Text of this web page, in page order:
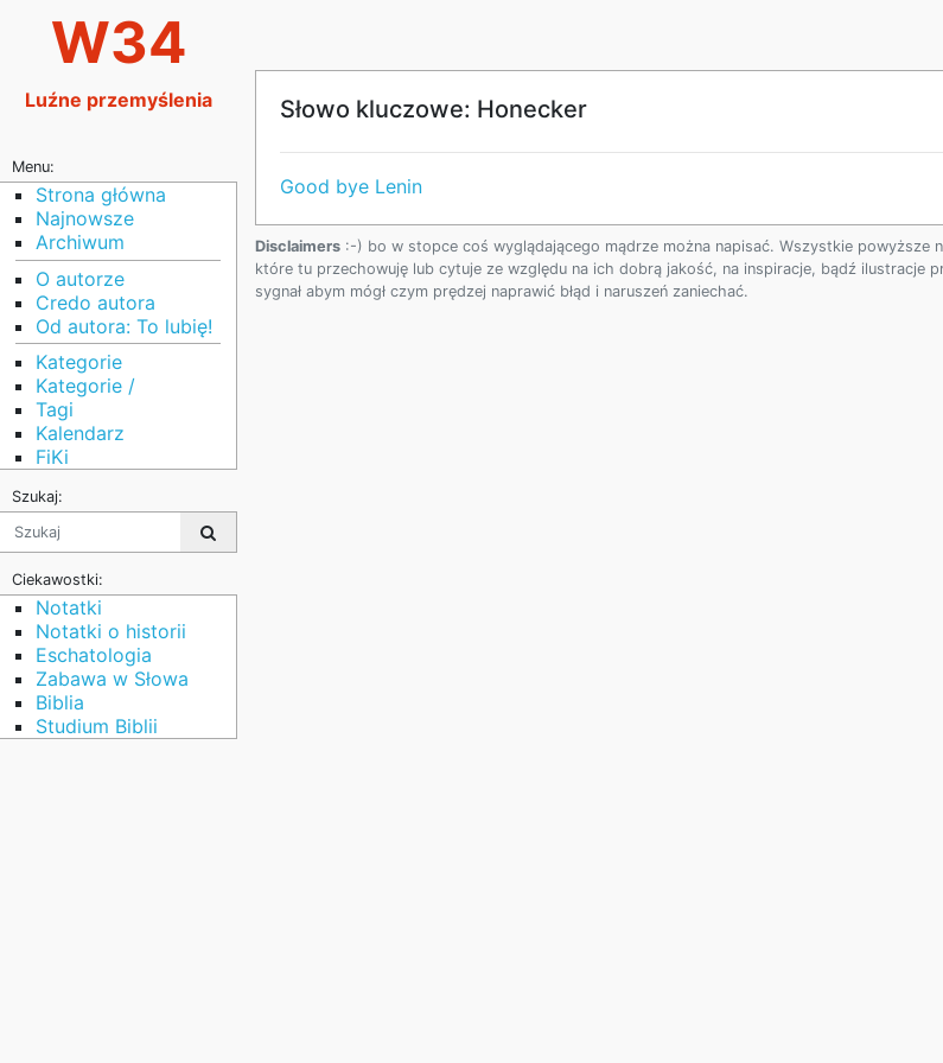
W34
Luźne przemyślenia
Menu:
Strona główna
Najnowsze
Archiwum
O autorze
Credo autora
Od autora: To lubię!
Kategorie
Kategorie /
Tagi
Kalendarz
FiKi
Szukaj:
Ciekawostki:
Notatki
Notatki o historii
Eschatologia
Zabawa w Słowa
Biblia
Studium Biblii
Słowo kluczowe: Honecker
Good bye Lenin
Disclaimers :-) bo w stopce coś wyglądającego mądrze można napisać. Wszystkie powyższe
które tu przechowuję lub cytuje ze względu na ich dobrą jakość, na inspiracje, bądź ilustracje
sygnał abym mógł czym prędzej naprawić błąd i naruszeń zaniechać.